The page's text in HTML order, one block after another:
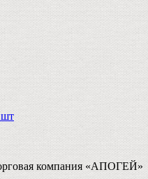
шт
компания «АПОГЕЙ»